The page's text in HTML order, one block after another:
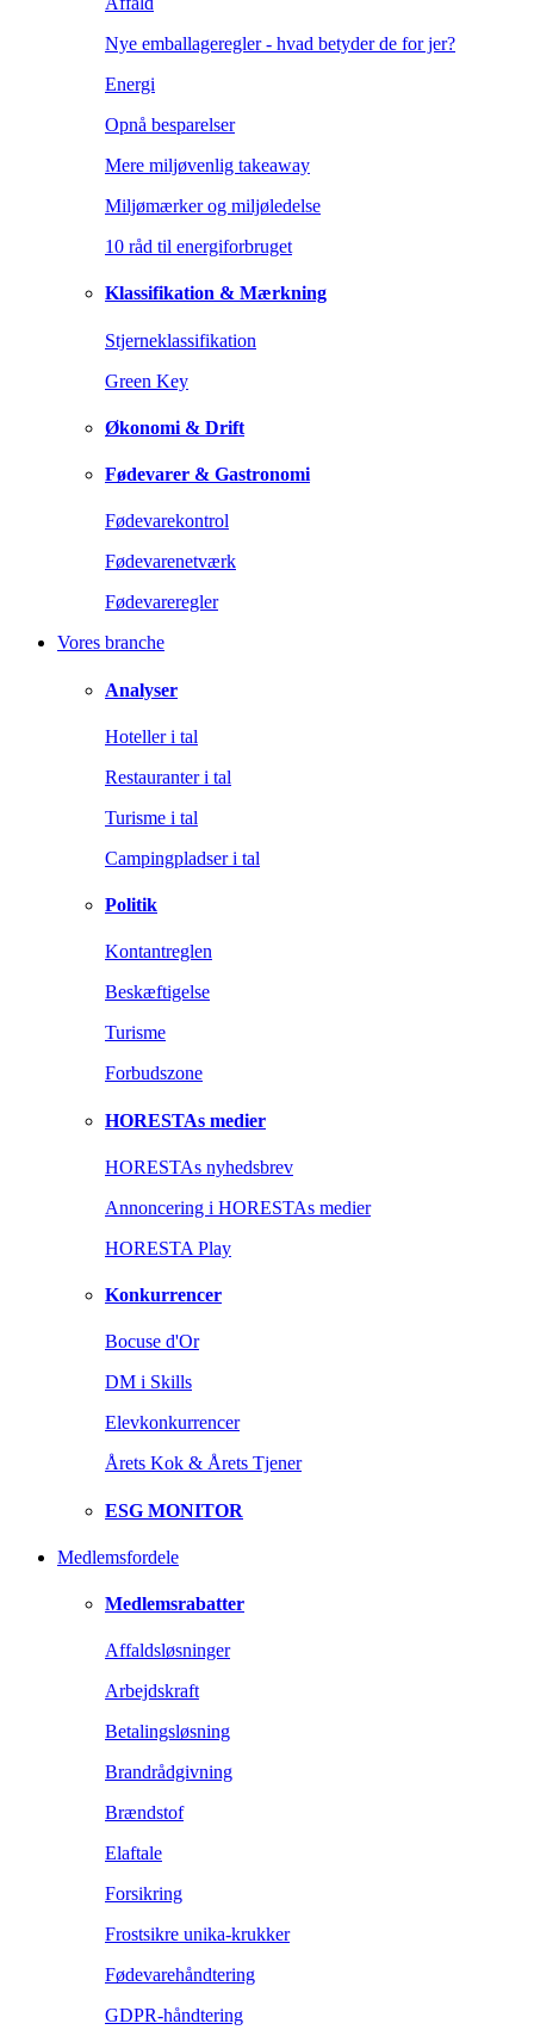
Nye emballageregler - hvad betyder de for jer?
Energi
Opnå besparelser
Mere miljøvenlig takeaway
Miljømærker og miljøledelse
10 råd til energiforbruget
Klassifikation & Mærkning
Stjerneklassifikation
Green Key
Økonomi & Drift
Fødevarer & Gastronomi
Fødevarekontrol
Fødevarenetværk
Fødevareregler
Vores branche
Analyser
Hoteller i tal
Restauranter i tal
Turisme i tal
Campingpladser i tal
Politik
Kontantreglen
Beskæftigelse
Turisme
Forbudszone
HORESTAs medier
HORESTAs nyhedsbrev
Annoncering i HORESTAs medier
HORESTA Play
Konkurrencer
Bocuse d'Or
DM i Skills
Elevkonkurrencer
Årets Kok & Årets Tjener
ESG MONITOR
Medlemsfordele
Medlemsrabatter
Affaldsløsninger
Arbejdskraft
Betalingsløsning
Brandrådgivning
Brændstof
Elaftale
Forsikring
Frostsikre unika-krukker
Fødevarehåndtering
GDPR-håndtering